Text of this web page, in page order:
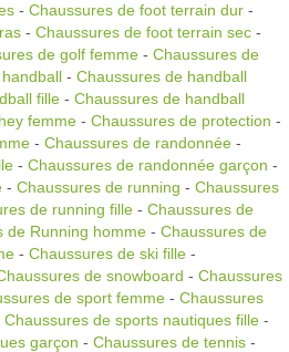
- Chaussures de foot terrain dur -
- Chaussures de foot terrain sec -
de golf femme - Chaussures de
- Chaussures de handball
fille - Chaussures de handball
femme - Chaussures de protection -
- Chaussures de randonnée -
- Chaussures de randonnée garçon -
- Chaussures de running - Chaussures
de running fille - Chaussures de
de Running homme - Chaussures de
- Chaussures de ski fille -
de snowboard - Chaussures
de sport femme - Chaussures
Chaussures de sports nautiques fille -
garçon - Chaussures de tennis -